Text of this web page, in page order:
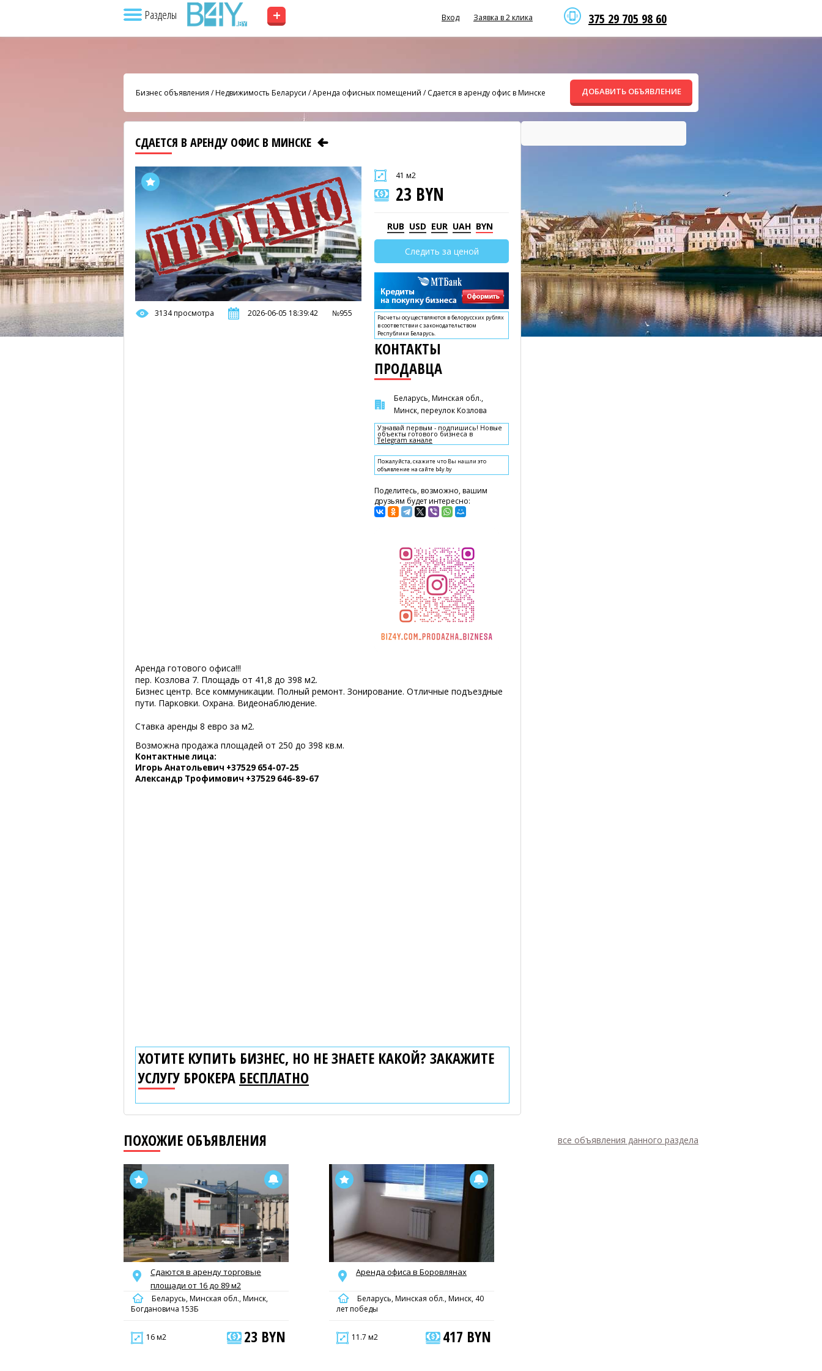
Разделы + 375 29 705 98 60
Вход Заявка в 2 клика
Бизнес объявления /Недвижимость Беларуси /Аренда офисных помещений /Сдается в аренду офис в Минске ДОБАВИТЬ ОБЪЯВЛЕНИЕ
СДАЕТСЯ В АРЕНДУ ОФИС В МИНСКЕ
3134 просмотра 2026-06-05 18:39:42 №955
41 м2
23 BYN
RUB USD EUR UAH BYN
Следить за ценой
Расчеты осуществляются в белорусских рублях
в соответствии с законодательством
Республики Беларусь.
КОНТАКТЫ
ПРОДАВЦА
Беларусь, Минская обл.,
Минск, переулок Козлова
Узнавай первым - подпишись! Новые
объекты готового бизнеса в
Telegram канале
Пожалуйста, скажите что Вы нашли это
объявление на сайте b4y.by
Поделитесь, возможно, вашим
друзьям будет интересно:
Аренда готового офиса!!!
пер. Козлова 7. Площадь от 41,8 до 398 м2.
Бизнес центр. Все коммуникации. Полный ремонт. Зонирование. Отличные подъездные
пути. Парковки. Охрана. Видеонаблюдение.
Ставка аренды 8 евро за м2.
Возможна продажа площадей от 250 до 398 кв.м.
Контактные лица:
Игорь Анатольевич +37529 654-07-25
Александр Трофимович +37529 646-89-67
ХОТИТЕ КУПИТЬ БИЗНЕС, НО НЕ ЗНАЕТЕ КАКОЙ? ЗАКАЖИТЕ
УСЛУГУ БРОКЕРА БЕСПЛАТНО
ПОХОЖИЕ ОБЪЯВЛЕНИЯ все объявления данного раздела
Сдаются в аренду торговые
площади от 16 до 89 м2
Беларусь, Минская обл., Минск,
Богдановича 153Б
16 м2 23 BYN
Аренда офиса в Боровлянах
Беларусь, Минская обл., Минск, 40
лет победы
11.7 м2 417 BYN